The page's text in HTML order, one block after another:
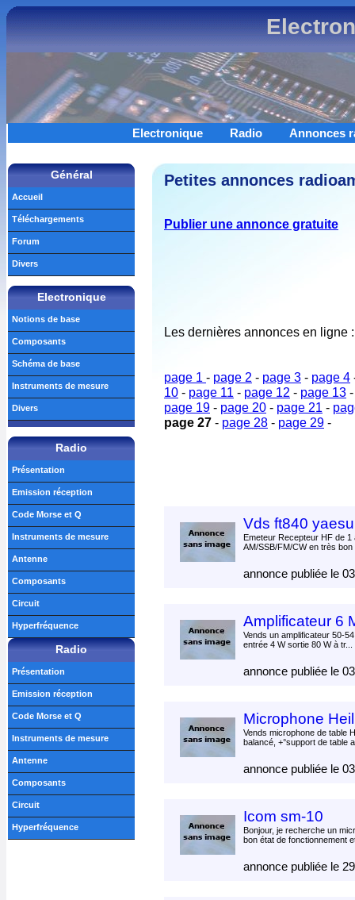
Electronique Radio Annonces
Petites annonces
Publier une annonce gratuite
Les dernières annonces en ligne :
page 1 - page 2 - page 3 - page 4
10 - page 11 - page 12 - page 13
page 19 - page 20 - page 21 -
page 27 - page 28 - page 29 -
Vds ft840 yaesu
Emeteur Recepteur HF de 1
AM/SSB/FM/CW en très
annonce publiée le
Amplificateur 6
Vends un amplificateur 50-
entrée 4 W sortie 80 W à tr...
annonce publiée le
Microphone
Vends microphone de table
balancé, +°support de table
annonce publiée le
Icom sm-10
Bonjour, je recherche un
bon état de fonctionnement
annonce publiée le
Général
Accueil
Téléchargements
Forum
Divers
Electronique
Notions de base
Composants
Schéma de base
Instruments de mesure
Divers
Radio
Présentation
Emission réception
Code Morse et Q
Instruments de mesure
Antenne
Composants
Circuit
Hyperfréquence
Radio
Présentation
Emission réception
Code Morse et Q
Instruments de mesure
Antenne
Composants
Circuit
Hyperfréquence